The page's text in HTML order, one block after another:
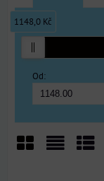
Od:
1148,0 Kč